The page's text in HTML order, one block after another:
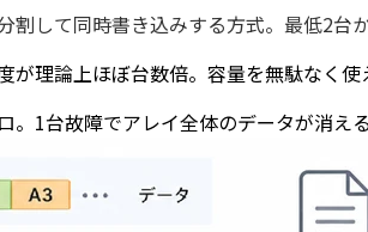
割して同時書き込みする方式。最低2台
が理論上ほぼ台数倍。容量を無駄なく使
。1台故障でアレイ全体のデータが消え